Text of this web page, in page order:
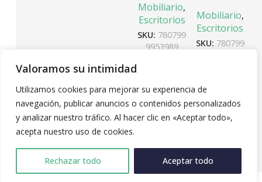
Valoramos su intimidad
Utilizamos cookies para mejorar su experiencia de
navegación, publicar anuncios o contenidos personalizados
y analizar nuestro tráfico. Al hacer clic en «Aceptar todo»,
acepta nuestro uso de cookies.
Rechazar todo Aceptar todo
Mobiliario,
Escritorios
SKU: 780799
9953989
al
carrito
Mobiliario,
Escritorios
SKU: 780799
carrito